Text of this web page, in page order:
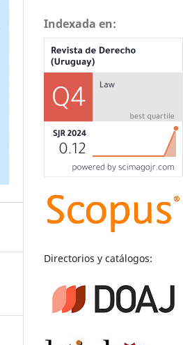
Indexada en:
Directorios y catálogos: